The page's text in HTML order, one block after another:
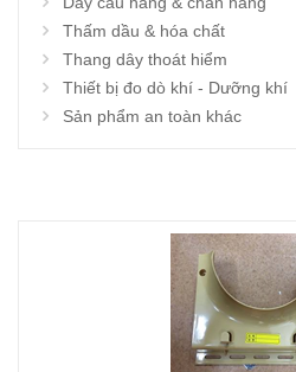
Thấm dầu & hóa chất
Thang dây thoát hiểm
Thiết bị đo dò khí - Dưỡng khí
Sản phẩm an toàn khác